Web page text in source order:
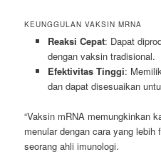
KEUNGGULAN VAKSIN MRNA
Reaksi Cepat: Dapat
dengan vaksin tradisional.
Efektivitas Tinggi:
dan dapat disesuaikan
“Vaksin mRNA memungkinkan
menular dengan cara yang lebih
seorang ahli imunologi.